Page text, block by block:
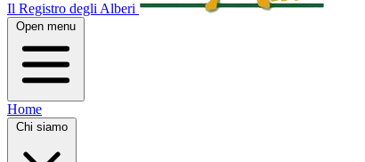
Il Registro degli Alberi
Open menu
Home
Chi siamo